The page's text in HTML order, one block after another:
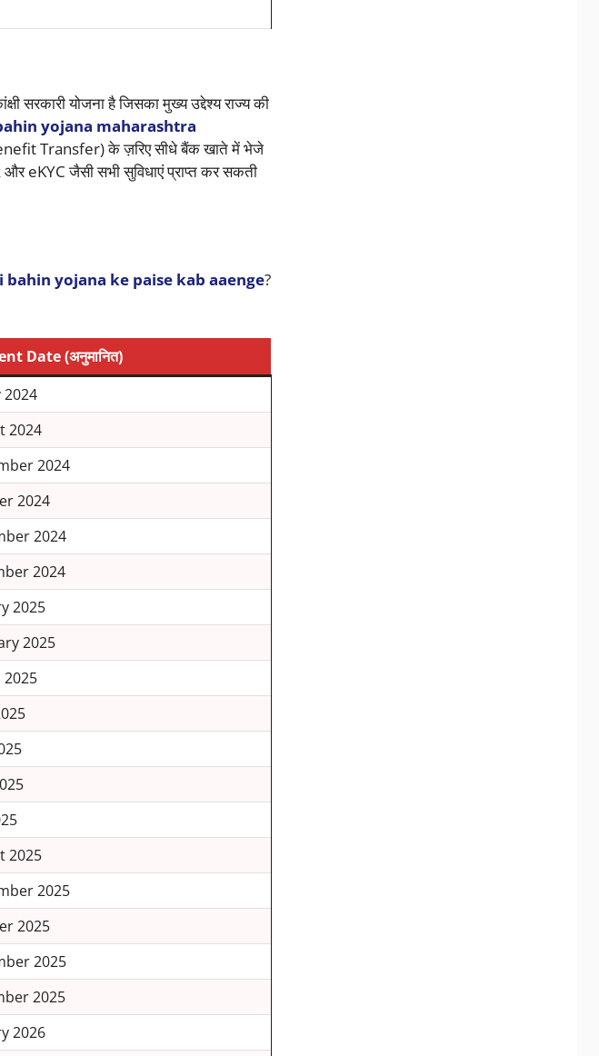
सरकारी योजना है जिसका मुख्य उद्देश्य राज्य की
yojana maharashtra
Transfer) के ज़रिए सीधे बैंक खाते में भेजे
eKYC जैसी सभी सुविधाएं प्राप्त कर सकती
bahin yojana ke paise kab aaenge?
Date (अनुमानित)
2024
2024
2024
2024
2024
2024
2025
2025
2025
2025
2025
2025
2025
2026